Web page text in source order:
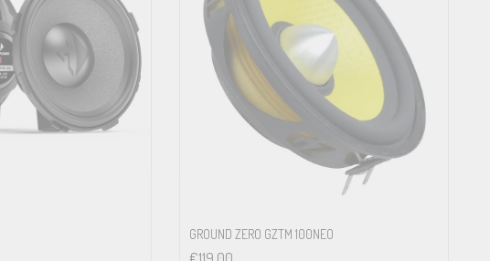
GROUND ZERO GZTM 100NEO